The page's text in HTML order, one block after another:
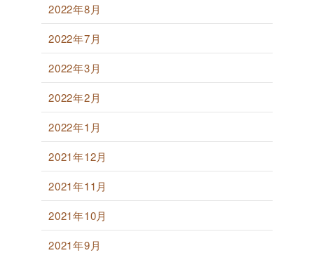
2022年8月
2022年7月
2022年3月
2022年2月
2022年1月
2021年12月
2021年11月
2021年10月
2021年9月